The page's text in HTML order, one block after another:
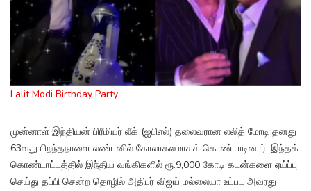
Lalit Modi Birthday Party
முன்னாள் இந்தியன் பிரீமியர் லீக் (ஐபிஎல்) தலைவரான லலித் மோடி தனது
63வது பிறந்தநாளை லண்டனில் கோலாகலமாகக் கொண்டாடினார். இந்தக்
கொண்டாட்டத்தில் இந்திய வங்கிகளில் ரூ.9,000 கோடி கடன்களை ஏய்ப்பு
செய்து தப்பி சென்ற தொழில் அதிபர் விஜய் மல்லையா உட்பட அவரது